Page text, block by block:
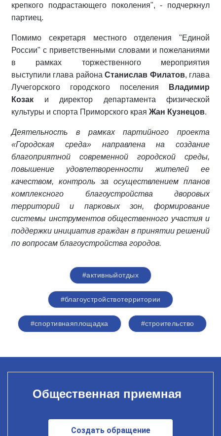
крепкого подрастающего поколения", - подчеркнул
партиец.
Помимо секретаря местного отделения "Единой
России" с приветственными словами и пожеланиями
в рамках торжественного мероприятия
выступили глава районаСтанислав Филатов, глава
Лучегорского городского поселения
Владимир
Козак и директор департамента физической
культуры и спорта Приморского края Жан Кузнецов.
Деятельность в рамках партийного проекта
«Городская среда» направлена на создание
благоприятной современной городской среды,
повышение удовлетворенности жителей ее
качеством, контроль за осуществлением планов
комплексного благоустройства дворовых
территорий и парковых зон, формирование
системы инструментов общественного участия и
поддержки инициатив граждан в принятии решений
по вопросам благоустройства городов.
#активныйотдых
#благоустройствотерритории
#спортивнаяплощадка #строительство
Общественная приемная
Создать обращение